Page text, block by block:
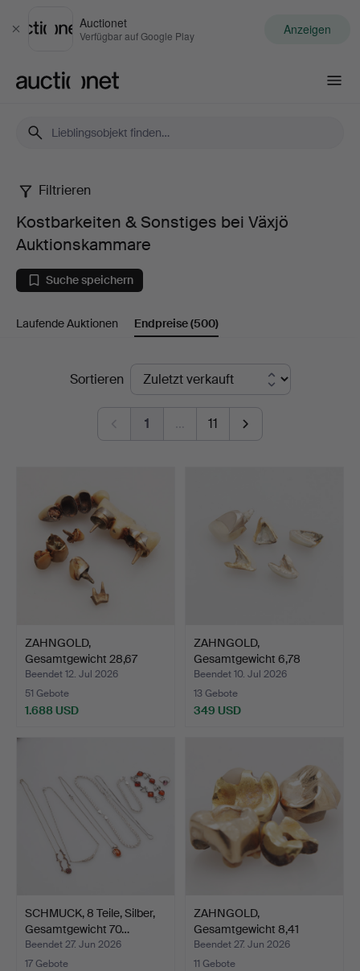
Schließen
Auctionet
Verfügbar auf Google Play Anzeigen
Kostbarkeiten
Sonstiges
bei
Auktionskammare
Filtrieren
Kostbarkeiten & Sonstiges bei Växjö
Auktionskammare
Suche speichern
Laufende Auktionen Endpreise(500)
EndpreiseSortieren
1 … 11
ZAHNGOLD,
Gesamtgewicht 28,67
Gramm.
Beendet 12. Jul 2026
51 Gebote
1.688 USD
ZAHNGOLD,
Gesamtgewicht 6,78
Gramm.
Beendet 10. Jul 2026
13 Gebote
349 USD
SCHMUCK, 8 Teile, Silber,
Gesamtgewicht 70…
Beendet 27. Jun 2026
17 Gebote
ZAHNGOLD,
Gesamtgewicht 8,41
Gramm.
Beendet 27. Jun 2026
11 Gebote